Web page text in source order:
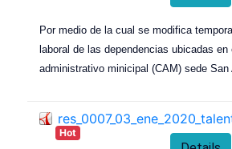
Por medio de la cual se modifica
laboral de las dependencias ubicadas en
administrativo minicipal (CAM) sede San
Hot